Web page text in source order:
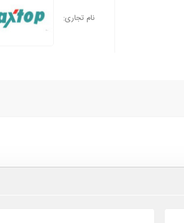
نام تجاری: